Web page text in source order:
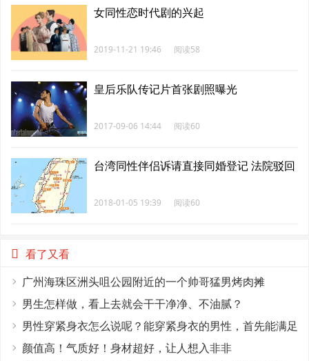
女同性恋时代剧的兴起
2019-11-21 19:46 阅读58
皇后乐队传记片首张剧照曝光
2017-09-06 14:44 阅读60
台湾同性伴侣诉请直接同婚登记 法院驳回
2018-01-05 19:39 阅读60
看了又看
广州海珠区洲头咀公园附近的一个帅哥猛男烤肉摊
男生怎样做，看上去就会干干净净、不油腻？
男性穿紧身衣怎么说呢？能穿紧身衣的男性，首先能满足
这4个条件
颜值高！气质好！身材超好，让人想入非非